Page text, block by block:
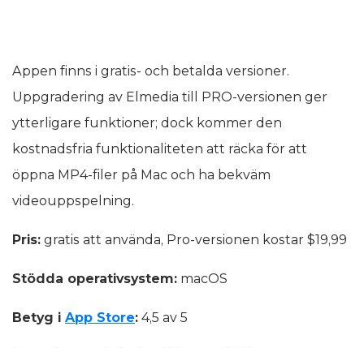
Appen finns i gratis- och betalda versioner.
Uppgradering av Elmedia till PRO-versionen ger
ytterligare funktioner; dock kommer den
kostnadsfria funktionaliteten att räcka för att
öppna MP4-filer på Mac och ha bekväm
videouppspelning.
Pris: gratis att använda, Pro-versionen kostar $19,99
Stödda operativsystem: macOS
Betyg i App Store: 4,5 av 5